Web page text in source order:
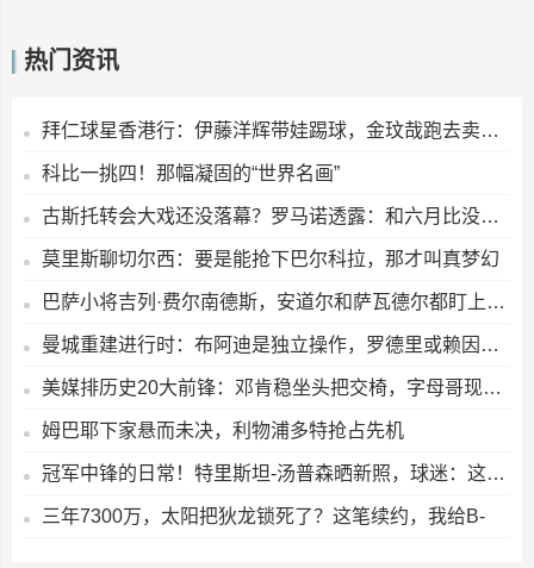
热门资讯
拜仁球星香港行：伊藤洋辉带娃踢球，金玟哉跑去卖球衣？
科比一挑四！那幅凝固的“世界名画”
古斯托转会大戏还没落幕？罗马诺透露：和六月比没啥变化
莫里斯聊切尔西：要是能抢下巴尔科拉，那才叫真梦幻
巴萨小将吉列·费尔南德斯，安道尔和萨瓦德尔都盯上了？
曼城重建进行时：布阿迪是独立操作，罗德里或赖因德斯若走人，补强早已备好
美媒排历史20大前锋：邓肯稳坐头把交椅，字母哥现役最高，浓眉列第九
姆巴耶下家悬而未决，利物浦多特抢占先机
冠军中锋的日常！特里斯坦-汤普森晒新照，球迷：这身材保养得真不错
三年7300万，太阳把狄龙锁死了？这笔续约，我给B-